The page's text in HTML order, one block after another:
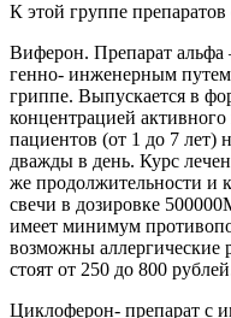
К этой группе
Виферон. Препарат
генно- инженерным
гриппе. Выпускается в
концентрацией
пациентов (от 1 до 7 лет)
дважды в день. Курс
же продолжительности и
свечи в дозировке
имеет минимум
возможны
стоят от 250 до 800
Циклоферон- препарат с